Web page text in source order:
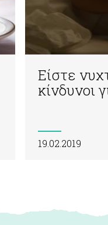
Είστε
κίνδυνοι
19.02.2019